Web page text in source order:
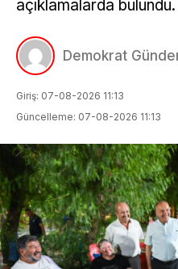
açıklamalarda bulundu.
Demokrat
Giriş: 07-08-2026 11:13
Güncelleme: 07-08-2026 11:13